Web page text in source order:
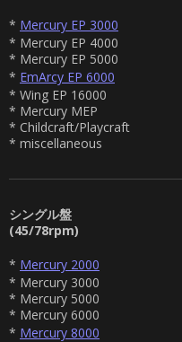
* Mercury EP 3000
* Mercury EP 4000
* Mercury EP 5000
* EmArcy EP 6000
* Wing EP 16000
* Mercury MEP
* Childcraft/Playcraft
* miscellaneous
シングル盤
(45/78rpm)
* Mercury 2000
* Mercury 3000
* Mercury 5000
* Mercury 6000
* Mercury 8000